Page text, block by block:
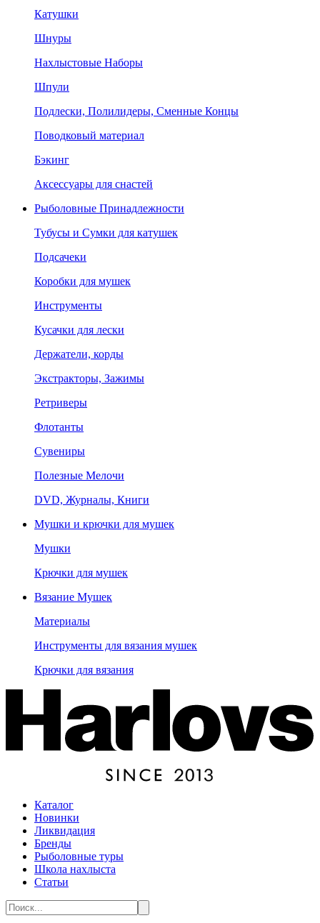
Катушки
Шнуры
Нахлыстовые Наборы
Шпули
Подлески, Полилидеры, Сменные Концы
Поводковый материал
Бэкинг
Аксессуары для снастей
Рыболовные Принадлежности
Тубусы и Сумки для катушек
Подсачеки
Коробки для мушек
Инструменты
Кусачки для лески
Держатели, корды
Экстракторы, Зажимы
Ретриверы
Флотанты
Сувениры
Полезные Мелочи
DVD, Журналы, Книги
Мушки и крючки для мушек
Мушки
Крючки для мушек
Вязание Мушек
Материалы
Инструменты для вязания мушек
Крючки для вязания
Каталог
Новинки
Ликвидация
Бренды
Рыболовные туры
Школа нахлыста
Статьи